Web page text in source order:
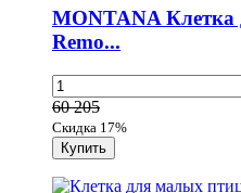
MONTANA
Remo...
60 205
Скидка 17%